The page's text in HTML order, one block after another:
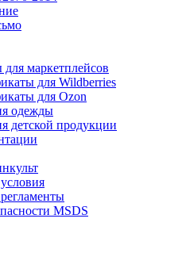
маркетплейсов
для Wildberries
для Ozon
одежды
детской продукции
MSDS